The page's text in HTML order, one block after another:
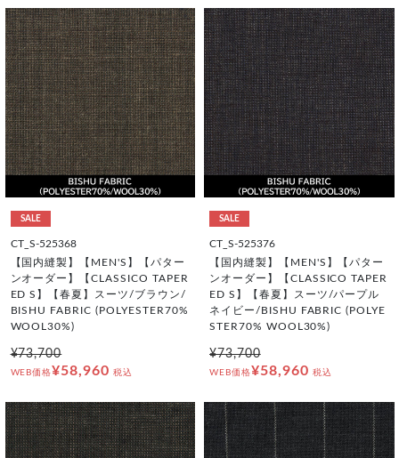
SALE
CT_S-525368
【国内縫製】【MEN'S】【パター
ンオーダー】【CLASSICO TAPER
ED S】【春夏】スーツ/ブラウン/
BISHU FABRIC (POLYESTER70%
WOOL30%)
¥73,700
WEB価格¥58,960 税込
SALE
CT_S-525376
【国内縫製】【MEN'S】【パター
ンオーダー】【CLASSICO TAPER
ED S】【春夏】スーツ/パープル
ネイビー/BISHU FABRIC (POLYE
STER70% WOOL30%)
¥73,700
WEB価格¥58,960 税込